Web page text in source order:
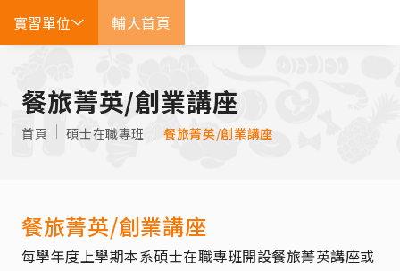
實習單位 輔大首頁
EN
餐旅菁英/創業講座
首頁 碩士在職專班 餐旅菁英/創業講座
餐旅菁英/創業講座
每學年度上學期本系碩士在職專班開設餐旅菁英講座或